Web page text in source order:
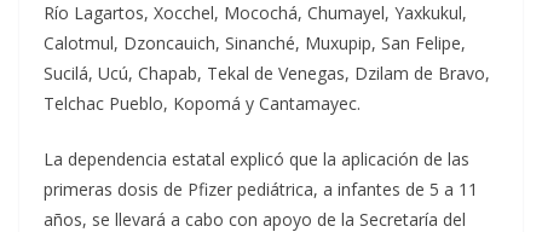
Río Lagartos, Xocchel, Mocochá, Chumayel, Yaxkukul,
Calotmul, Dzoncauich, Sinanché, Muxupip, San Felipe,
Sucilá, Ucú, Chapab, Tekal de Venegas, Dzilam de Bravo,
Telchac Pueblo, Kopomá y Cantamayec.
La dependencia estatal explicó que la aplicación de las
primeras dosis de Pfizer pediátrica, a infantes de 5 a 11
años, se llevará a cabo con apoyo de la Secretaría del